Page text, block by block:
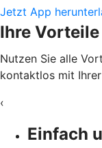
Jetzt App
Ihre
Nutzen Sie alle
kontaktlos mit
‹
Einfach